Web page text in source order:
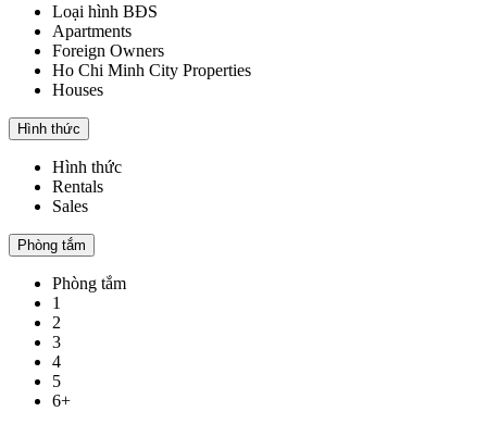
Loại hình BĐS
Apartments
Foreign Owners
Ho Chi Minh City Properties
Houses
Hình thức
Hình thức
Rentals
Sales
Phòng tắm
Phòng tắm
1
2
3
4
5
6+